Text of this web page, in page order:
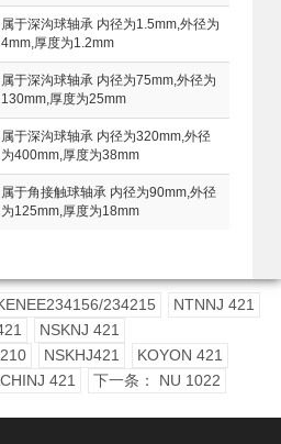
属于深沟球轴承 内径为1.5mm,外径为
4mm,厚度为1.2mm
属于深沟球轴承 内径为75mm,外径为
130mm,厚度为25mm
属于深沟球轴承 内径为320mm,外径
为400mm,厚度为38mm
属于角接触球轴承 内径为90mm,外径
为125mm,厚度为18mm
234215
NTNNJ 421
NSKNJ 421
NSKHJ421
KOYON 421
421 下一条： NU 1022